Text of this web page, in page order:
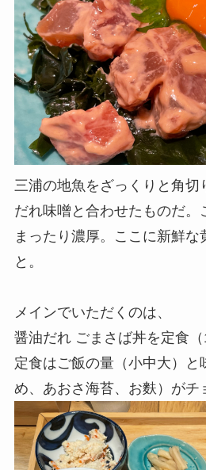
三浦の地魚をざっくりと角切
だれ味噌と合わせたものだ。
まったり濃厚。ここに新鮮な
と。
メインでいただくのは、
醤油だれ ごまさば丼を定食（
定食はご飯の量（小中大）と
め、あおさ海苔、お麩）がチ